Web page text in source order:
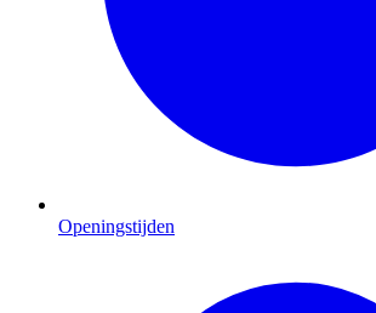
Openingstijden